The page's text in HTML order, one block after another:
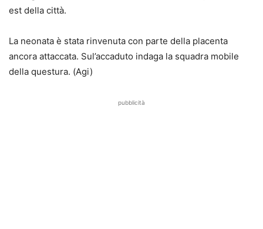
est della città.
La neonata è stata rinvenuta con parte della placenta
ancora attaccata. Sul’accaduto indaga la squadra mobile
della questura. (Agi)
pubblicità